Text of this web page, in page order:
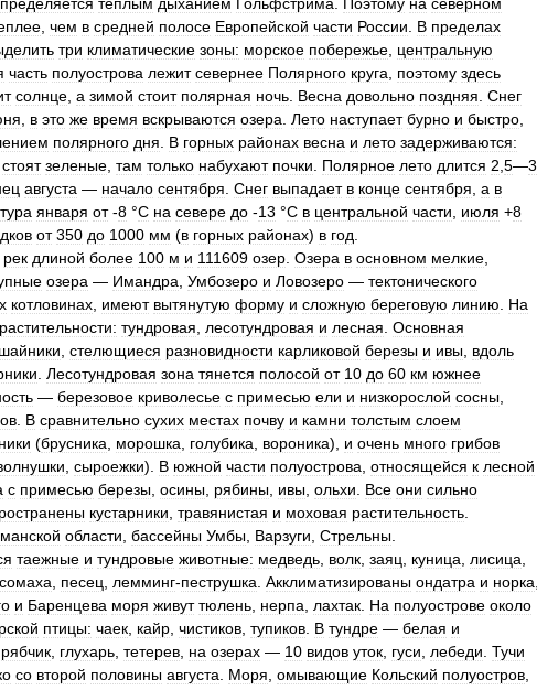
чем в средней полосе Европейской части России В пределах
три климатические зоны: морское побережье центральную
часть полуострова лежит севернее Полярного круга поэтому здесь
солнце а зимой стоит полярная ночь Весна довольно поздняя Снег
в это же время вскрываются озера Лето наступает бурно и быстро
полярного дня В горных районах весна и лето задерживаются:
стоят зеленые там только набухают почки Полярное лето длится 2 5—3
августа — начало сентября Снег выпадает в конце сентября а в
января от-8 °С на севере до -13 °С в центральной части июля +8
от 350 до 1000 мм (в горных районах) в год
рек длиной более 100 м и 111609 озер Озера в основном мелкие
озера — Имандра Умбозеро и Ловозеро — тектонического
котловинах имеют вытянутую форму и сложную береговую линию
На
растительности: тундровая лесотундровая и лесная Основная
стелющиеся разновидности карликовой березы и ивы вдоль
Лесотундровая зона тянется полосой от 10 до 60 км южнее
— березовое криволесье с примесью ели и низкорослой сосны
В сравнительно сухих местах почву и камни толстым слоем
(брусника морошка голубика вороника), и очень много грибов
сыроежки). В южной части полуострова относящейся к лесной
с примесью березы осины рябины ивы ольхи Все они сильно
кустарники травянистая и моховая растительность
области бассейны Умбы Варзуги Стрельны
таежные и тундровые животные: медведь волк заяц куница лисица
песец лемминг-пеструшка Акклиматизированы ондатра и норка
и Баренцева моря живут тюлень нерпа лахтак На полуострове около
птицы: чаек кайр чистиков тупиков В тундре — белая и
рябчик глухарь тетерев на озерах — 10 видов уток гуси лебеди Тучи
со второй половины августа Моря омывающие Кольский полуостров